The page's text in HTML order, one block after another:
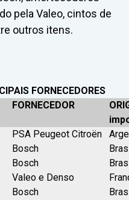
pela Valeo, cintos de
outros itens.
FORNECEDORES
FORNECEDOR
PSA Peugeot Citroën
Bosch
Bosch
Valeo e Denso
Bosch